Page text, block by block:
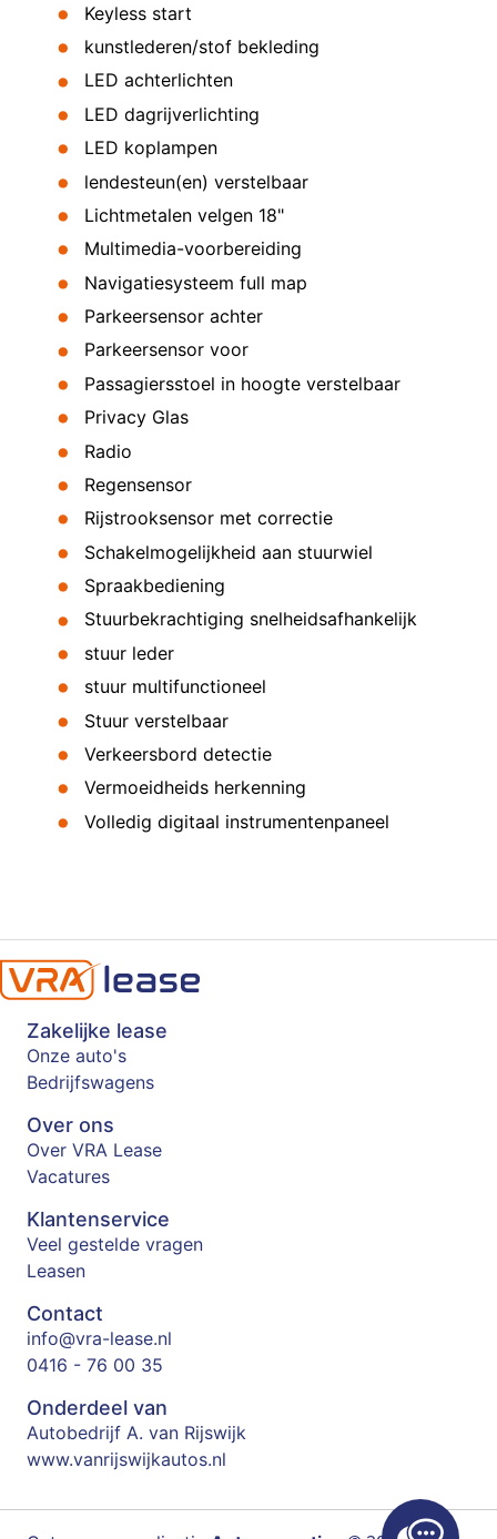
Keyless start
kunstlederen/stof bekleding
LED achterlichten
LED dagrijverlichting
LED koplampen
lendesteun(en) verstelbaar
Lichtmetalen velgen 18"
Multimedia-voorbereiding
Navigatiesysteem full map
Parkeersensor achter
Parkeersensor voor
Passagiersstoel in hoogte verstelbaar
Privacy Glas
Radio
Regensensor
Rijstrooksensor met correctie
Schakelmogelijkheid aan stuurwiel
Spraakbediening
Stuurbekrachtiging snelheidsafhankelijk
stuur leder
stuur multifunctioneel
Stuur verstelbaar
Verkeersbord detectie
Vermoeidheids herkenning
Volledig digitaal instrumentenpaneel
Zakelijke lease
Onze auto's
Bedrijfswagens
Over ons
Over VRA Lease
Vacatures
Klantenservice
Veel gestelde vragen
Leasen
Contact
info@vra-lease.nl
0416 - 76 00 35
Onderdeel van
Autobedrijf A. van Rijswijk
www.vanrijswijkautos.nl